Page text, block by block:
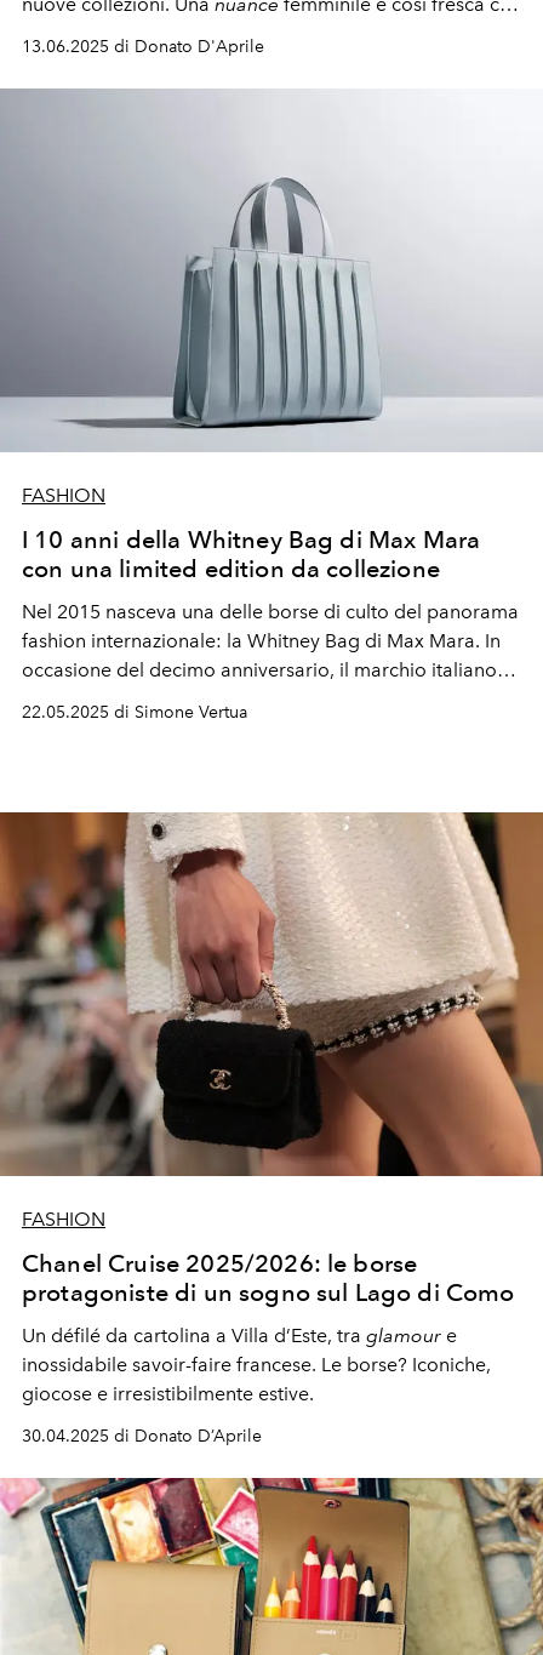
sa parlare la lingua dell’estate.
13.06.2025 di Donato D'Aprile
FASHION
I 10 anni della Whitney Bag di Max Mara
con una limited edition da collezione
Nel 2015 nasceva una delle borse di culto del panorama
fashion internazionale: la Whitney Bag di Max Mara. In
occasione del decimo anniversario, il marchio italiano
presenta la
22.05.2025 di Simone Vertua
FASHION
Chanel Cruise 2025/2026: le borse
protagoniste di un sogno sul Lago di Como
Un défilé da cartolina a Villa d’Este, tra glamour e
inossidabile savoir-faire francese. Le borse? Iconiche,
giocose e irresistibilmente estive.
30.04.2025 di Donato D’Aprile